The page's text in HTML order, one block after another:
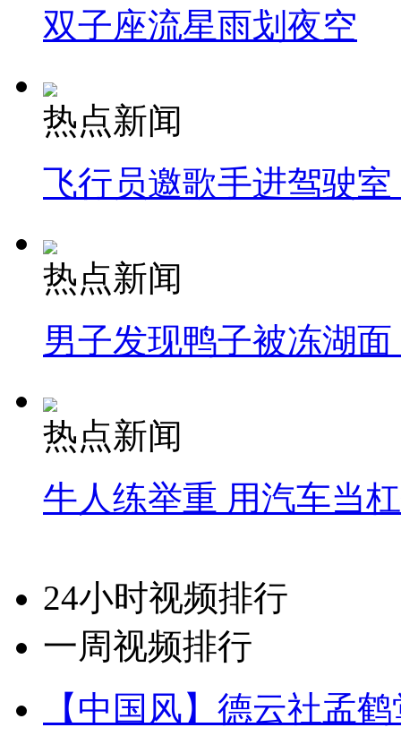
双子座流星雨划夜空
热点新闻
飞行员邀歌手进驾驶
热点新闻
男子发现鸭子被冻湖
热点新闻
牛人练举重 用汽车当
24小时视频排行
一周视频排行
【中国风】德云社孟